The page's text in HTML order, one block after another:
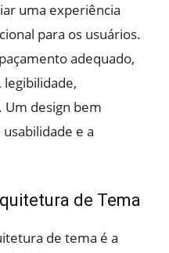
uma experiência
para os usuários.
adequado,
Um design bem
e a
de Tema
de tema é a